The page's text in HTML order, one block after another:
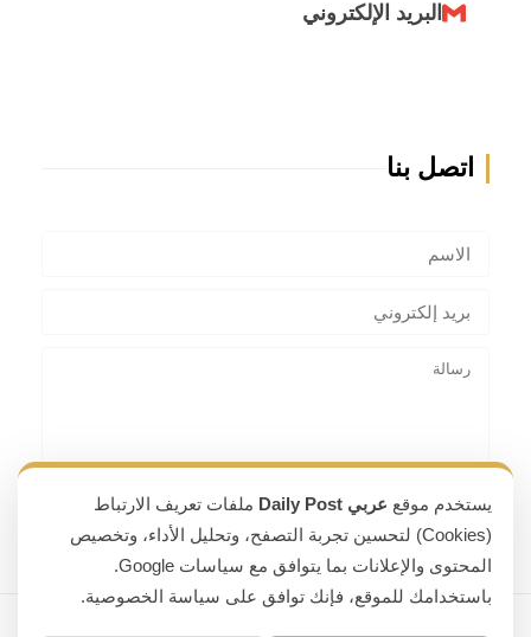
البريد الإلكتروني
يستخدم موقع عربي Daily Post
ملفات تعريف الارتباط
(Cookies) لتحسين تجربة التصفح، وتحليل الأداء، وتخصيص
المحتوى والإعلانات بما يتوافق مع سياسات Google.
باستخدامك للموقع، فإنك توافق على سياسة الخصوصية.
اتصل بنا